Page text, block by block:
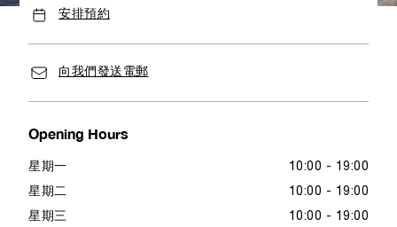
安排預約
向我們發送電郵
Opening Hours
星期一 10:00 - 19:00
星期二 10:00 - 19:00
星期三 10:00 - 19:00